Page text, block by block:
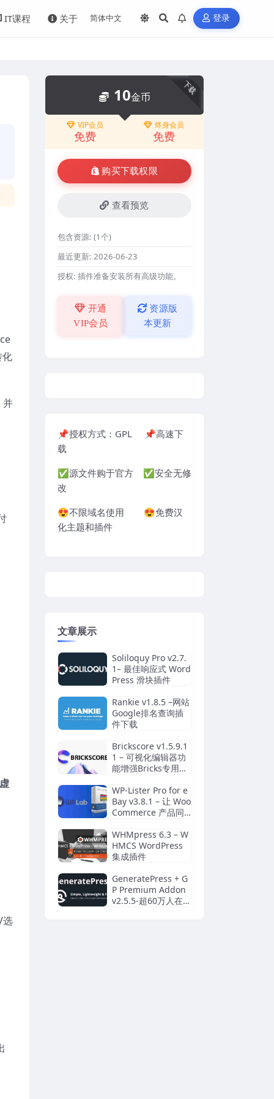
IT课程 关于 登录
并
选
下载
10金币
VIP会员
免费
终身会员
免费
购买下载权限
查看预览
包含资源: (1个)
最近更新: 2026-06-23
授权: 插件准备安装所有高级功能。
开通
VIP会员
资源版
本更新
📌授权方式：GPL 📌高速下
载
✅源文件购于官方 ✅安全无修
改
😍不限域名使用 😍免费汉
化主题和插件
文章展示
Soliloquy Pro v2.7.
1– 最佳响应式 Word
Press 滑块插件
Rankie v1.8.5 –网站
Google排名查询插
件下载
Brickscore v1.5.9.1
1 – 可视化编辑器功
能增强Bricks专用插
WP-Lister Pro for e
Bay v3.8.1 – 让 Woo
Commerce 产品同
具插件
WHMpress 6.3 – W
HMCS WordPress
集成插件
GeneratePress + G
P Premium Addon
v2.5.5-超60万人在